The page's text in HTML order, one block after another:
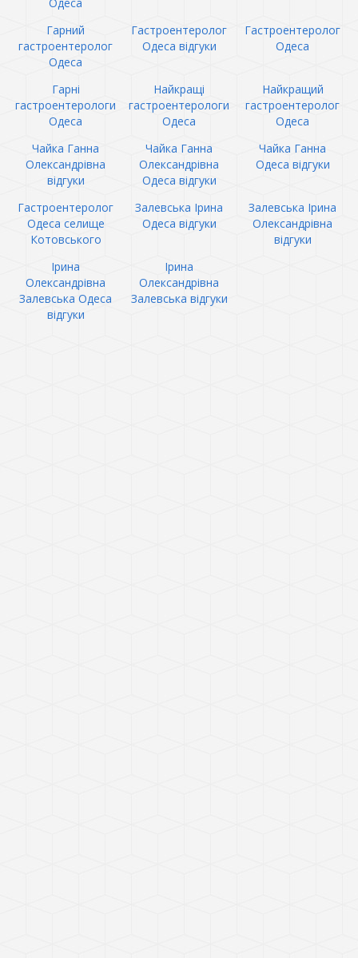
Гарний
гастроентеролог
Одеса
Гастроентеролог
Одеса відгуки
Гастроентеролог
Одеса
Гарні
гастроентерологи
Одеса
Найкращі
гастроентерологи
Одеса
Найкращий
гастроентеролог
Одеса
Чайка Ганна
Олександрівна
відгуки
Чайка Ганна
Олександрівна
Одеса відгуки
Чайка Ганна
Одеса відгуки
Гастроентеролог
Одеса селище
Котовського
Залевська Ірина
Одеса відгуки
Залевська Ірина
Олександрівна
відгуки
Ірина
Олександрівна
Залевська Одеса
відгуки
Ірина
Олександрівна
Залевська відгуки